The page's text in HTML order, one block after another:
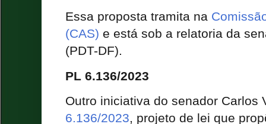
Essa proposta tramita na
(CAS) e está sob a relatoria da
(PDT-DF).
PL 6.136/2023
Outro iniciativa do senador Carlos
6.136/2023, projeto de lei que